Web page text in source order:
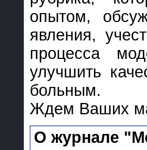
опытом,
явления,
процесса
улучшить
больным.
Ждем Ваших
О журнале